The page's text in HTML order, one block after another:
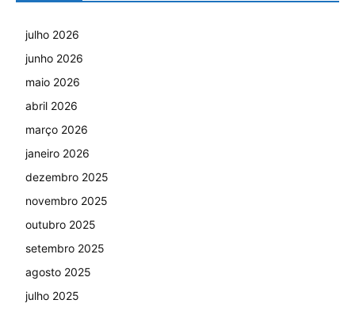
julho 2026
junho 2026
maio 2026
abril 2026
março 2026
janeiro 2026
dezembro 2025
novembro 2025
outubro 2025
setembro 2025
agosto 2025
julho 2025